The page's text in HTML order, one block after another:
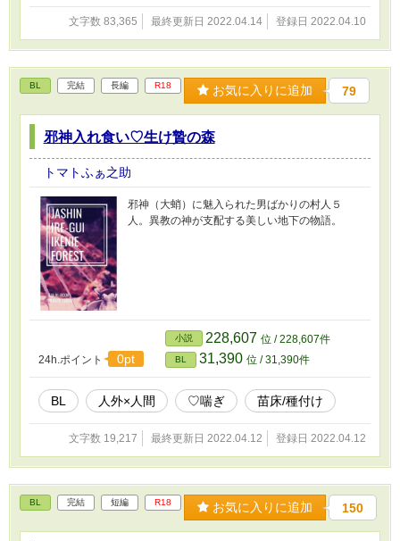
文字数 83,365 最終更新日 2022.04.14 登録日 2022.04.10
BL 完結 長編 R18 お気に入りに追加 79
邪神入れ食い♡生け贄の森
トマトふぁ之助
邪神（大蛸）に魅入られた男ばかりの村人５
人。異教の神が支配する美しい地下の物語。
24h.ポイント 0pt
小説 228,607 位 / 228,607件
BL 31,390 位 / 31,390件
BL 人外×人間 ♡喘ぎ 苗床/種付け
文字数 19,217 最終更新日 2022.04.12 登録日 2022.04.12
BL 完結 短編 R18 お気に入りに追加 150